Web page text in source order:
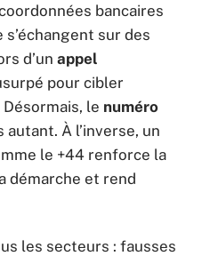
bancaires
sur des
d’un appel
pour cibler
le numéro
autant. À l’inverse, un
le +44 renforce la
démarche et rend
les secteurs : fausses